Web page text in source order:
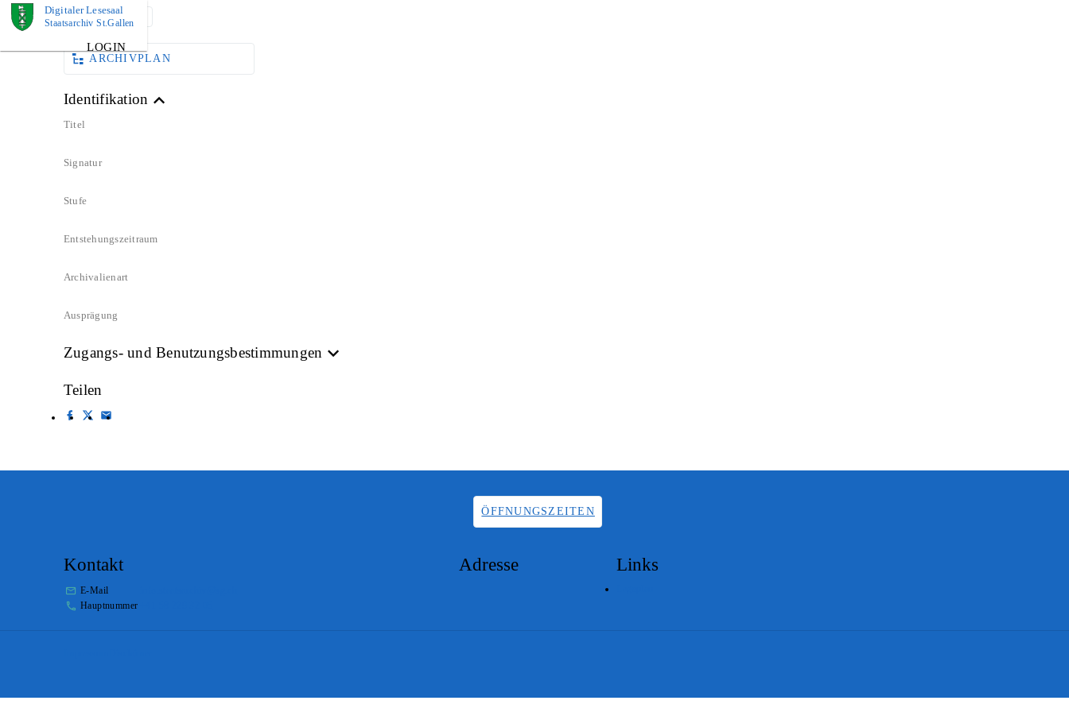
Digitaler Lesesaal
Staatsarchiv St.Gallen
LOGIN
DOKUMENT
ARCHIVPLAN
Identifikation
Titel
Signatur
Stufe
Entstehungszeitraum
Archivalienart
Ausprägung
Zugangs- und Benutzungsbestimmungen
Teilen
ÖFFNUNGSZEITEN
Kontakt
E-Mail
Hauptnummer
Adresse Links